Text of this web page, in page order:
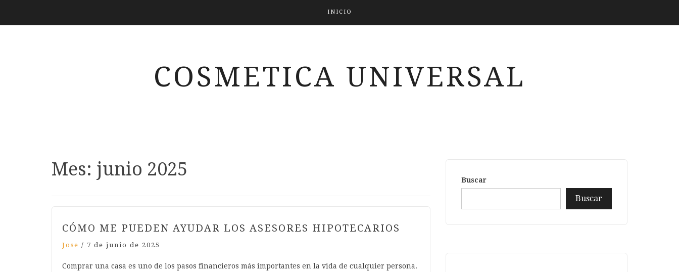
INICIO
COSMETICA UNIVERSAL
Mes: junio 2025
CÓMO ME PUEDEN AYUDAR LOS ASESORES HIPOTECARIOS
Jose / 7 de junio de 2025
Comprar una casa es uno de los pasos financieros más importantes en la vida de cualquier persona.
Buscar
Buscar